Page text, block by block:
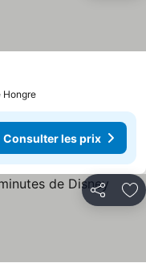
Hongre
Consulter les prix
Partager